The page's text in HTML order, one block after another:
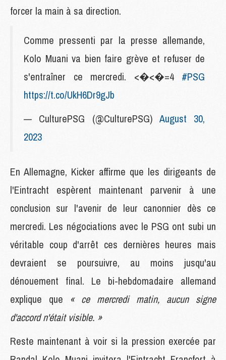
forcer la main à sa direction.
Comme pressenti par la presse allemande,
Kolo Muani va bien faire grève et refuser de
s'entraîner ce mercredi. <�<�=4 #PSG
https://t.co/UkH6Dr9gJb
— CulturePSG (@CulturePSG) August 30,
2023
En Allemagne, Kicker affirme que les dirigeants de
l'Eintracht espèrent maintenant parvenir à une
conclusion sur l'avenir de leur canonnier dès ce
mercredi. Les négociations avec le PSG ont subi un
véritable coup d'arrêt ces dernières heures mais
devraient se poursuivre, au moins jusqu'au
dénouement final. Le bi-hebdomadaire allemand
explique que « ce mercredi matin, aucun signe
d'accord n'était visible. »
Reste maintenant à voir si la pression exercée par